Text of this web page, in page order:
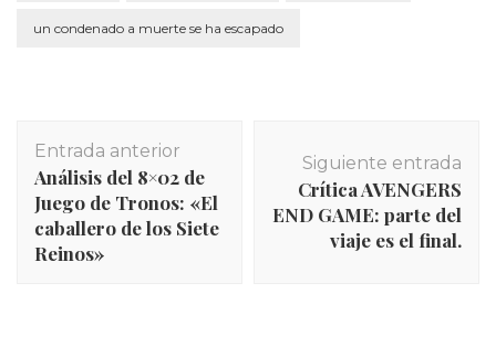
un condenado a muerte se ha escapado
de
entradas
Entrada anterior
Análisis del 8×02 de
Juego de Tronos: «El
caballero de los Siete
Reinos»
Siguiente entrada
Crítica AVENGERS
END GAME: parte del
viaje es el final.